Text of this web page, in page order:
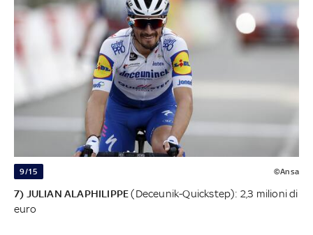
9/15 ©Ansa
7) JULIAN ALAPHILIPPE(Deceunik-Quickstep): 2,3 milioni di
euro